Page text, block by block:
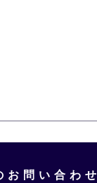
お問い合わせ